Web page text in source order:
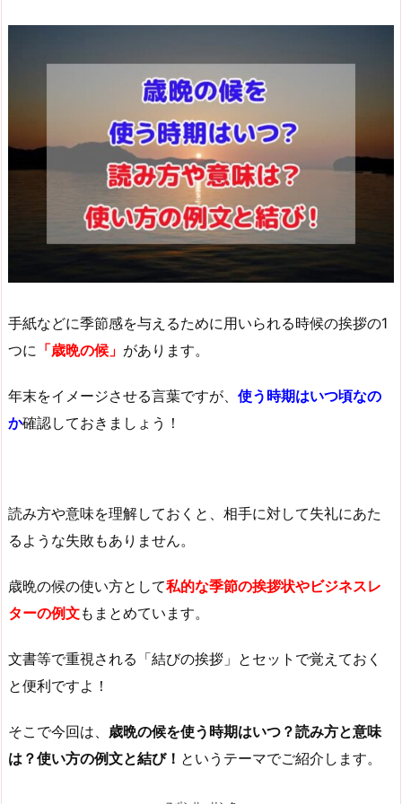
手紙などに季節感を与えるために用いられる時候の挨拶の1
つに 「歳晩の候」 があります。
年末をイメージさせる言葉ですが、 使う時期はいつ頃なの
か確認しておきましょう！
読み方や意味を理解しておくと、相手に対して失礼にあた
るような失敗もありません。
歳晩の候の使い方として私的な季節の挨拶状やビジネスレ
ターの例文もまとめています。
文書等で重視される「結びの挨拶」とセットで覚えておく
と便利ですよ！
そこで今回は、 歳晩の候を使う時期はいつ？読み方と意味
は？使い方の例文と結び！ というテーマでご紹介します。